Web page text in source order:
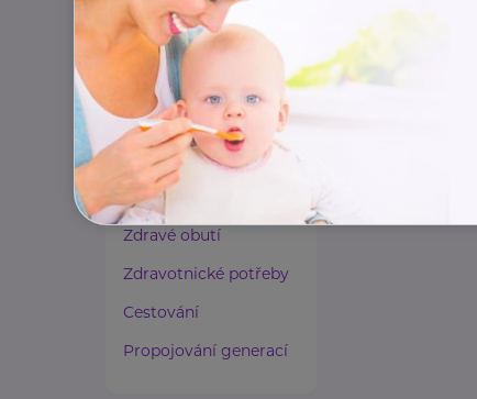
Harmonie duše a těla
Zaměstnávání osob ze
zdravotním
postižením
Lázeňství a wellness
Zdravé spaní a sezení
Zdravé obutí
Zdravotnické potřeby
Cestování
Propojování generací